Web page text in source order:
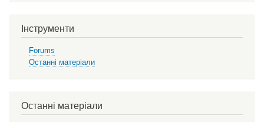
Інструменти
Forums
Останні матеріали
Останні матеріали